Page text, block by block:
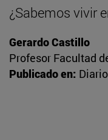
¿Sabemos vivir
Gerardo Castillo
Profesor Facultad
Publicado en: